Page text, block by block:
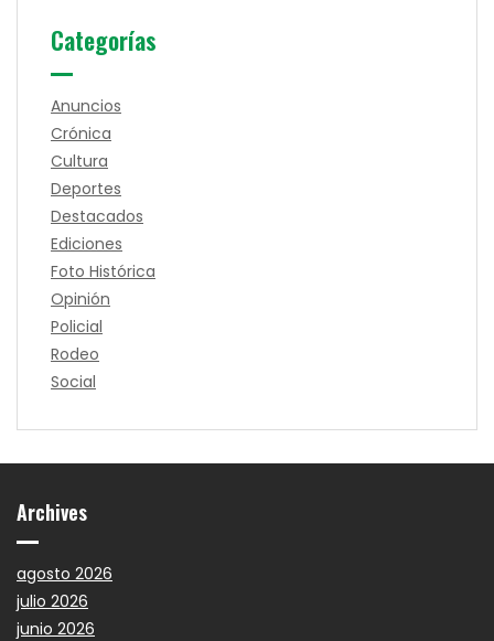
Categorías
Anuncios
Crónica
Cultura
Deportes
Destacados
Ediciones
Foto Histórica
Opinión
Policial
Rodeo
Social
Archives
agosto 2026
julio 2026
junio 2026